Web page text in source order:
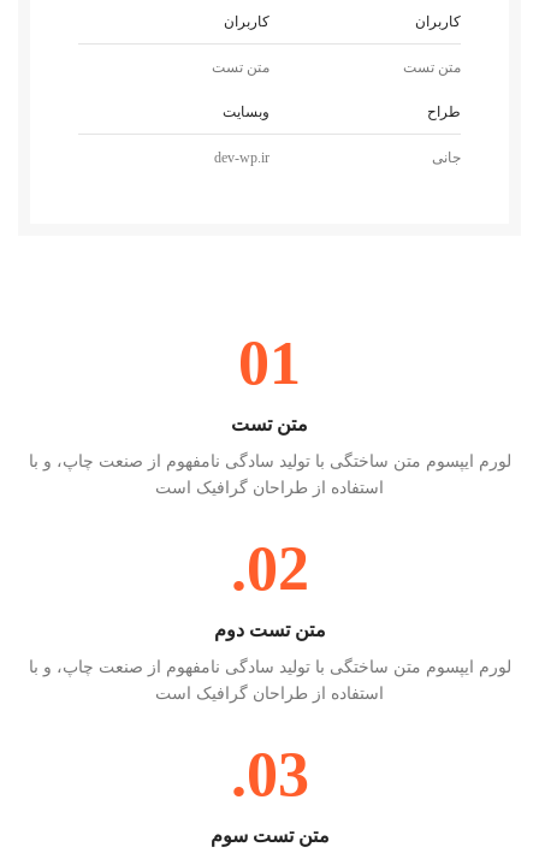
کاربران
متن تست
کاربران
متن تست
طراح
جانی
وبسایت
dev-wp.ir
01
متن تست
لورم ایپسوم متن ساختگی با تولید سادگی نامفهوم از صنعت چاپ، و با
استفاده از طراحان گرافیک است
02.
متن تست دوم
لورم ایپسوم متن ساختگی با تولید سادگی نامفهوم از صنعت چاپ، و با
استفاده از طراحان گرافیک است
03.
متن تست سوم